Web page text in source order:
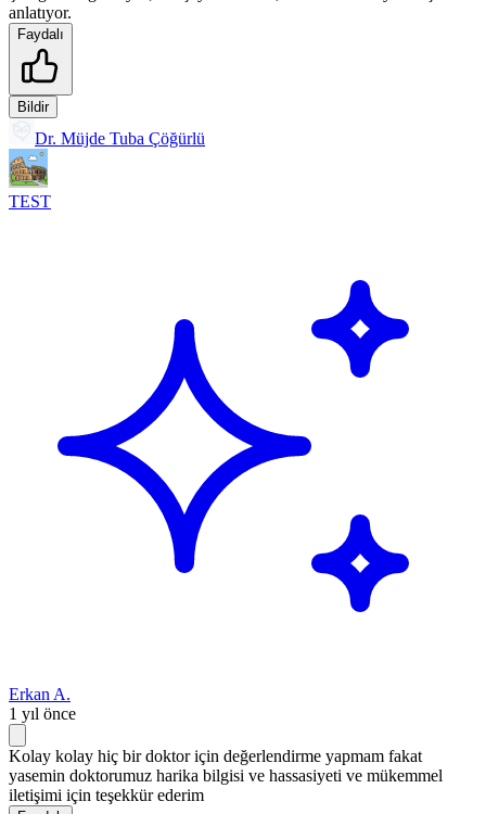
anlatıyor.
Faydalı
Bildir
Dr. Müjde Tuba Çöğürlü
TEST
Erkan A.
1 yıl önce
Kolay kolay hiç bir doktor için değerlendirme yapmam fakat
yasemin doktorumuz harika bilgisi ve hassasiyeti ve mükemmel
iletişimi için teşekkür ederim